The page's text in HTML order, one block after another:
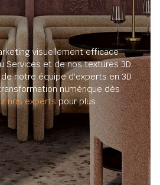
visuellement efficace
Services et de nos textures 3D
notre équipe d'experts en 3D
numérique dès
nos expertspour plus